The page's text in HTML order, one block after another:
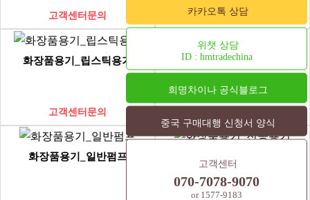
카카오톡 상담
위챗 상담
ID : hmtradechina
희명차이나 공식블로그
중국 구매대행 신청서 양식
고객센터
070-7078-9070
or 1577-9183
고객센터문의 고객센터문의
화장품용기_립스틱용기
고객센터문의
화장품용기_립스틱용기
화장품용기_일반펌프